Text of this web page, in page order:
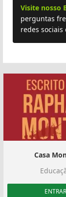
Visite nosso
perguntas
redes
Casa
ENTRAR